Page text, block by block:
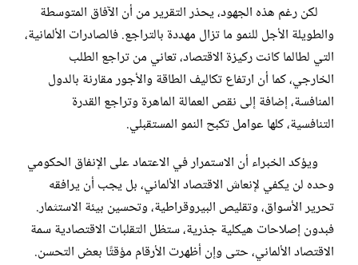
لكن رغم هذه الجهود، يحذر التقرير من أن الآفاق المتوسطة
والطويلة الأجل للنمو ما تزال مهددة بالتراجع. فالصادرات الألمانية،
التي لطالما كانت ركيزة الاقتصاد، تعاني من تراجع الطلب
الخارجي، كما أن ارتفاع تكاليف الطاقة والأجور مقارنة بالدول
المنافسة، إضافة إلى نقص العمالة الماهرة وتراجع القدرة
التنافسية، كلها عوامل تكبح النمو المستقبلي.
ويؤكد الخبراء أن الاستمرار في الاعتماد على الإنفاق الحكومي
وحده لن يكفي لإنعاش الاقتصاد الألماني، بل يجب أن يرافقه
تحرير الأسواق، وتقليص البيروقراطية، وتحسين بيئة الاستثمار.
فبدون إصلاحات هيكلية جذرية، ستظل التقلبات الاقتصادية سمة
الاقتصاد الألماني، حتى وإن أظهرت الأرقام مؤقتًا بعض التحسن.